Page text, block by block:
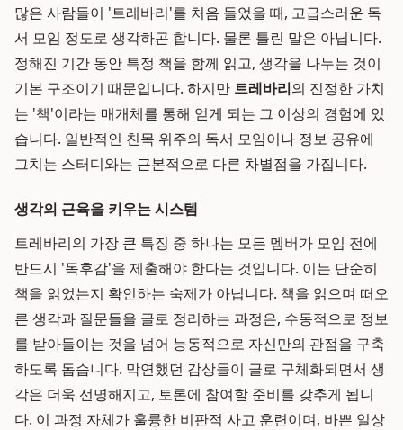
많은 사람들이 '트레바리'를 처음 들었을 때, 고급스러운 독
서 모임 정도로 생각하곤 합니다. 물론 틀린 말은 아닙니다.
정해진 기간 동안 특정 책을 함께 읽고, 생각을 나누는 것이
기본 구조이기 때문입니다. 하지만 트레바리의 진정한 가치
는 '책'이라는 매개체를 통해 얻게 되는 그 이상의 경험에 있
습니다. 일반적인 친목 위주의 독서 모임이나 정보 공유에
그치는 스터디와는 근본적으로 다른 차별점을 가집니다.
생각의 근육을 키우는 시스템
트레바리의 가장 큰 특징 중 하나는 모든 멤버가 모임 전에
반드시 '독후감'을 제출해야 한다는 것입니다. 이는 단순히
책을 읽었는지 확인하는 숙제가 아닙니다. 책을 읽으며 떠오
른 생각과 질문들을 글로 정리하는 과정은, 수동적으로 정보
를 받아들이는 것을 넘어 능동적으로 자신만의 관점을 구축
하도록 돕습니다. 막연했던 감상들이 글로 구체화되면서 생
각은 더욱 선명해지고, 토론에 참여할 준비를 갖추게 됩니
다. 이 과정 자체가 훌륭한 비판적 사고 훈련이며, 바쁜 일상